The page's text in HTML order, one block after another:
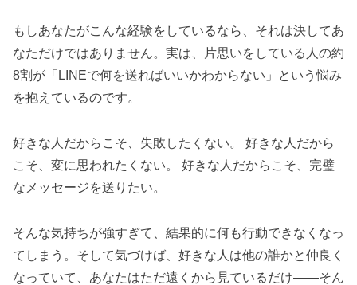
もしあなたがこんな経験をしているなら、それは決してあ
なただけではありません。実は、片思いをしている人の約
8割が「LINEで何を送ればいいかわからない」という悩み
を抱えているのです。
好きな人だからこそ、失敗したくない。 好きな人だから
こそ、変に思われたくない。 好きな人だからこそ、完璧
なメッセージを送りたい。
そんな気持ちが強すぎて、結果的に何も行動できなくなっ
てしまう。そして気づけば、好きな人は他の誰かと仲良く
なっていて、あなたはただ遠くから見ているだけ——そん